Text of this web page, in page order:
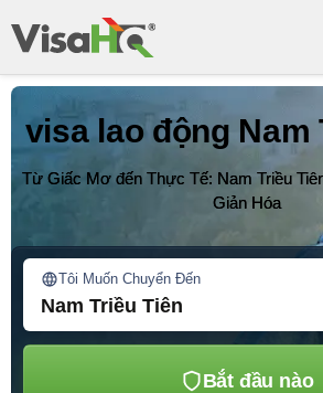
visa lao động Nam
Từ Giấc Mơ đến Thực Tế: Nam Triều
Giản Hóa
Tôi Muốn Chuyển Đến
Nam Triều Tiên
Bắt đầu nào